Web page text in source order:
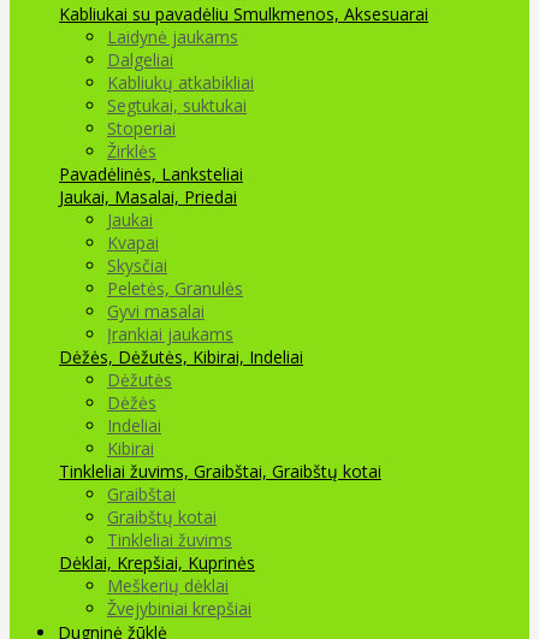
Kabliukai su pavadėliu Smulkmenos, Aksesuarai
Laidynė jaukams
Dalgeliai
Kabliukų atkabikliai
Segtukai, suktukai
Stoperiai
Žirklės
Pavadėlinės, Lanksteliai
Jaukai, Masalai, Priedai
Jaukai
Kvapai
Skysčiai
Peletės, Granulės
Gyvi masalai
Įrankiai jaukams
Dėžės, Dėžutės, Kibirai, Indeliai
Dėžutės
Dėžės
Indeliai
Kibirai
Tinkleliai žuvims, Graibštai, Graibštų kotai
Graibštai
Graibštų kotai
Tinkleliai žuvims
Dėklai, Krepšiai, Kuprinės
Meškerių dėklai
Žvejybiniai krepšiai
Dugninė žūklė